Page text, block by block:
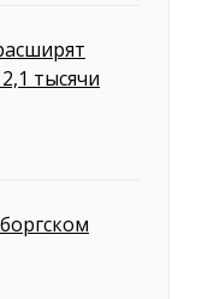
тысячи